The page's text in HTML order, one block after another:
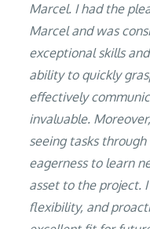
Marcel. I had the
Marcel and was
exceptional skills
ability to quickly
effectively
invaluable.
seeing tasks
eagerness to learn
asset to the project.
flexibility, and